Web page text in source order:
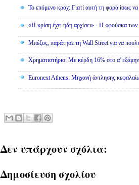
To επόμενο κραχ: Γιατί αυτή τη φορά ίσως να
«Η κρίση έχει ήδη αρχίσει» - Η «φούσκα
Μπέζος, παράτησε τη Wall Street για να
Χρηματιστήριο: Με κέρδη 16% στο α'
Euronext Athens: Μηχανή άντλησης
Δεν υπάρχουν σχόλια:
Δημοσίευση σχολίου